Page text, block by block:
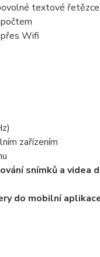
textové
přes Wifi
zařízením
snímků a videa
do mobilní